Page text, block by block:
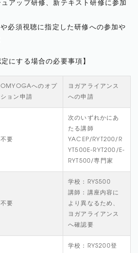
アップ研修、新テキスト研修に参加
必須視聴に指定した研修への参加や
にする場合の必要事項】
OMYOGAへのオプ
ション申請
ヨガアライアンス
への申請
不要
次のいずれかにあ
たる講師
YACEP/RYT200/R
YT500E-RYT200/E-
RYT500/専門家
不要
学校：RYS500
講師：講座内容に
より異なるため、
ヨガアライアンス
へ確認要
学校：RYS200登